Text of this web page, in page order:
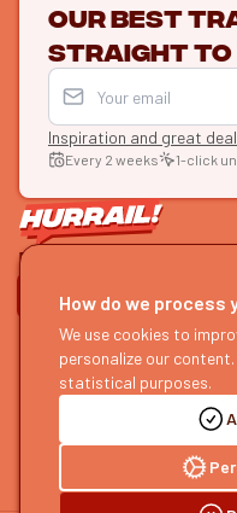
Our best
straight to
Inspiration and great
Every 2 weeks 1-click
LET'S CONNECT
HURRAIL!
About us
Become a partner
Send us feedback
How do we process
We use cookies to
personalize our
statistical purposes.